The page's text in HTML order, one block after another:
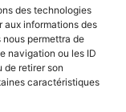
des technologies
informations des
permettra de
navigation ou les ID
de retirer son
caractéristiques